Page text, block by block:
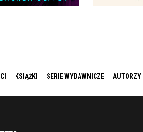
KSIĄŻKI SERIE WYDAWNICZE AUTORZY